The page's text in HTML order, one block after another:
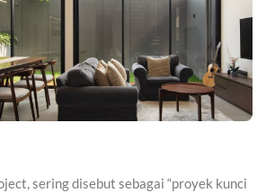
sering disebut sebagai “proyek kunci